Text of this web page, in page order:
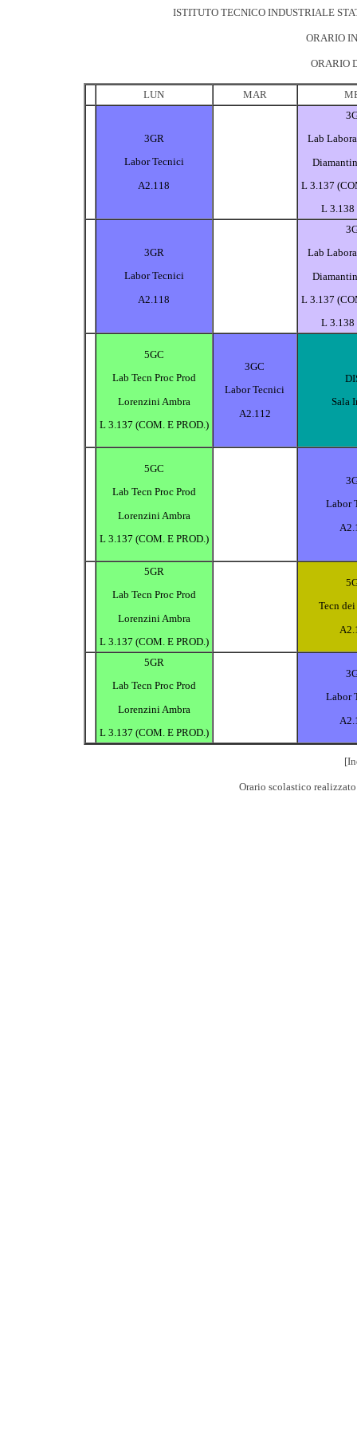
ISTITUTO TECNICO INDUSTRIALE
ORARIO
ORARIO
LUN MAR
3GR
Labor Tecnici
A2.118
Lab
L 3.137
L 3.138
3GR
Labor Tecnici
A2.118
Lab
L 3.137
L 3.138
5GC
Lab Tecn Proc Prod
Lorenzini Ambra
L 3.137 (COM. E PROD.)
3GC
Labor Tecnici
A2.112
Sala
5GC
Lab Tecn Proc Prod
Lorenzini Ambra
L 3.137 (COM. E PROD.)
Labor
5GR
Lab Tecn Proc Prod
Lorenzini Ambra
L 3.137 (COM. E PROD.)
Tecn dei
5GR
Lab Tecn Proc Prod
Lorenzini Ambra
L 3.137 (COM. E PROD.)
Labor
Orario scolastico